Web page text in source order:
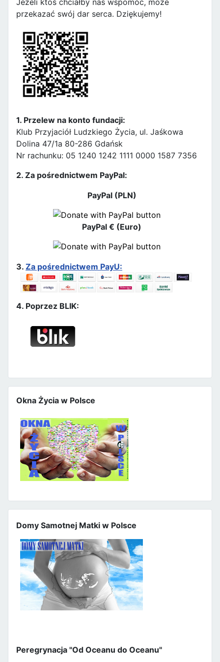
przekazać swój dar serca. Dziękujemy!
1. Przelew na konto fundacji:
Klub Przyjaciół Ludzkiego Życia, ul. Jaśkowa
Dolina 47/1a 80-286 Gdańsk
Nr rachunku: 05 1240 1242 1111 0000 1587 7356
2. Za pośrednictwem PayPal:
PayPal (PLN)
PayPal € (Euro)
3. Za pośrednictwem PayU:
4. Poprzez BLIK:
Okna Życia w Polsce
Domy Samotnej Matki w Polsce
Peregrynacja "Od Oceanu do Oceanu"